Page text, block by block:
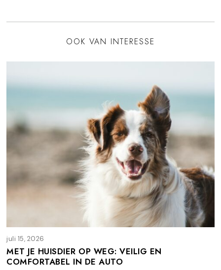
OOK VAN INTERESSE
juli 15, 2026
u
l
i
MET JE HUISDIER OP WEG: VEILIG EN
COMFORTABEL IN DE AUTO